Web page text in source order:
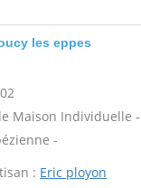
les eppes
Maison Individuelle
-
: Eric ployon